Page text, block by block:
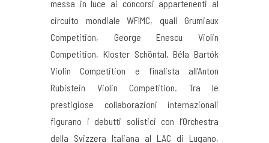
messa in luce ai concorsi appartenenti al
circuito mondiale WFIMC, quali Grumiaux
Competition, George Enescu Violin
Competition, Kloster Schöntal, Béla Bartók
Violin Competition e finalista all’Anton
Rubistein Violin Competition. Tra le
prestigiose collaborazioni internazionali
figurano i debutti solistici con l’Orchestra
della Svizzera Italiana al LAC di Lugano,